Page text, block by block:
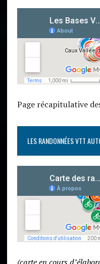
Page récapitulative
LES RANDONNÉES VTT